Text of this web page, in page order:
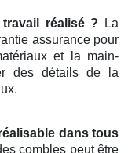
réalisé ? La
assurance pour
et la main-
des détails de la
dans tous
combles peut être